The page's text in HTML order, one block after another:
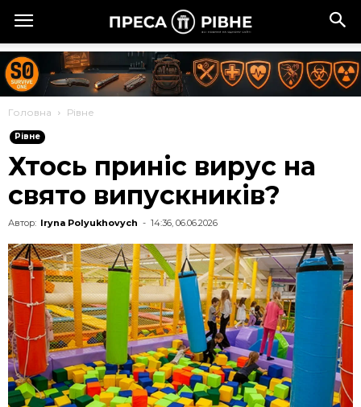
Головна Рівне
Рівне
Хтось приніс вирус на
свято випускників?
Автор: Iryna Polyukhovych - 14:36, 06.06.2026